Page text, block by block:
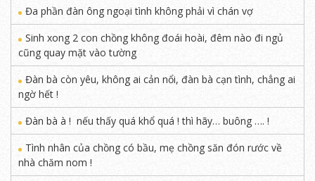
Đa phần đàn ông ngoại tình không phải vì chán vợ
Sinh xong 2 con chồng không đoái hoài, đêm nào đi ngủ
cũng quay mặt vào tường
Đàn bà còn yêu, không ai cản nổi, đàn bà cạn tình, chẳng ai
ngờ hết !
Đàn bà à ! nếu thấy quá khổ quá ! thì hãy… buông …. !
Tình nhân của chồng có bầu, mẹ chồng săn đón rước về
nhà chăm nom !